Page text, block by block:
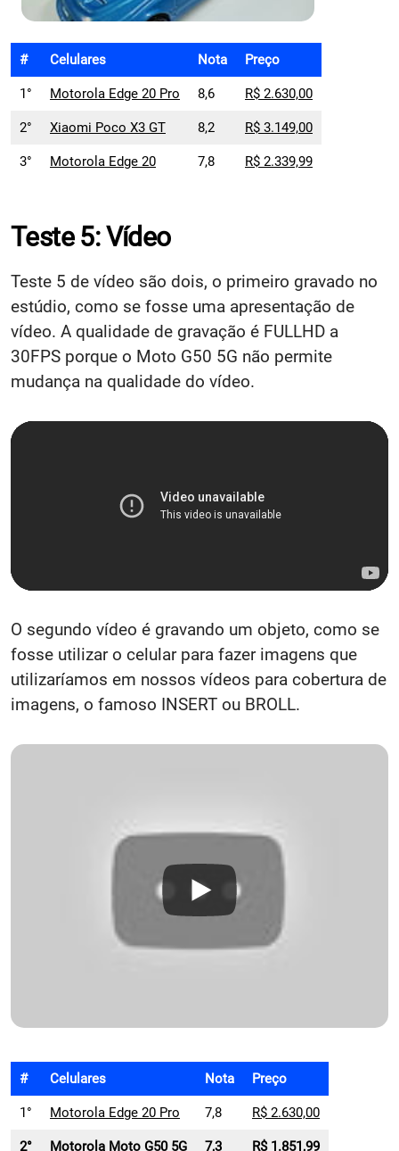
# Celulares Nota Preço
1° Motorola Edge 20 Pro 8,6 R$ 2.630,00
2° Xiaomi Poco X3 GT 8,2 R$ 3.149,00
3° Motorola Edge 20 7,8 R$ 2.339,99
Teste 5: Vídeo
Teste 5 de vídeo são dois, o primeiro gravado no
estúdio, como se fosse uma apresentação de
vídeo. A qualidade de gravação é FULLHD a
30FPS porque o Moto G50 5G não permite
mudança na qualidade do vídeo.
O segundo vídeo é gravando um objeto, como se
fosse utilizar o celular para fazer imagens que
utilizaríamos em nossos vídeos para cobertura de
imagens, o famoso INSERT ou BROLL.
# Celulares Nota Preço
1° Motorola Edge 20 Pro 7,8 R$ 2.630,00
2° Motorola Moto G50 5G 7,3 R$ 1.851,99